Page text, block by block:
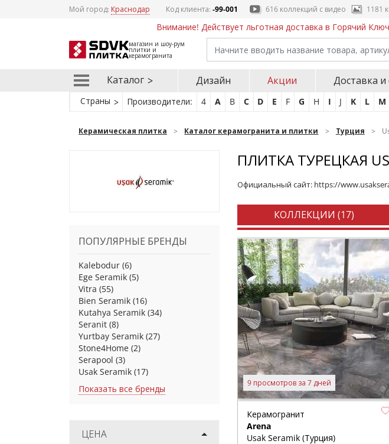
Мой город: Краснодар Код клиента:-99-001 616 коллекций с видео 1181
Внимание! Действует льготная доставка в Горячий
магазин и шоу-рум
плитки и
керамогранита
Каталог Дизайн Акции Доставка и
Страны Производители: 4 A B C D E F G H I J K L M
Керамическая плитка Каталог керамогранита и плитки Турция
ПОПУЛЯРНЫЕ БРЕНДЫ
Kalebodur (6)
Ege Seramik (5)
Vitra (55)
Bien Seramik (16)
Kutahya Seramik (34)
Seranit (8)
Yurtbay Seramik (27)
Stone4Home (2)
Serapool (3)
Usak Seramik (17)
Показать все бренды
ЦЕНА
ПЛИТКА ТУРЕЦКАЯ
Официальный сайт: https://
КОЛЛЕКЦИИ (17)
9 просмотров за 7 дней
Керамогранит
Arena
Usak Seramik (Турция)